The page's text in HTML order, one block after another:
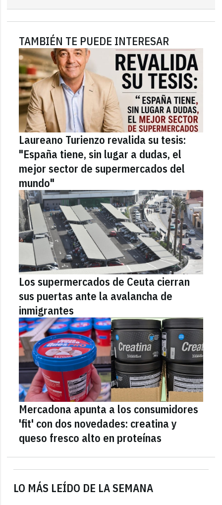
LO MÁS LEÍDO DE LA SEMANA
TAMBIÉN TE PUEDE INTERESAR
Laureano Turienzo revalida su tesis:
"España tiene, sin lugar a dudas, el
mejor sector de supermercados del
mundo"
Los supermercados de Ceuta cierran
sus puertas ante la avalancha de
inmigrantes
Mercadona apunta a los consumidores
'fit' con dos novedades: creatina y
queso fresco alto en proteínas